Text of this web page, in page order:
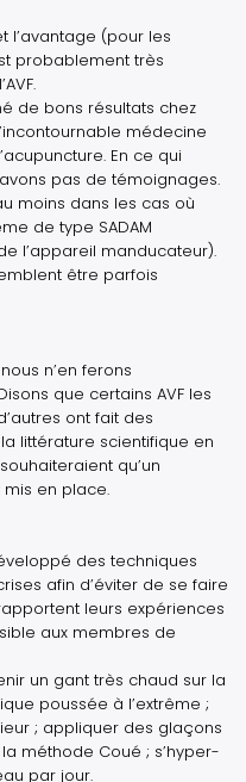
l’avantage (pour les
probablement très
de bons résultats chez
médecine
En ce qui
pas de témoignages.
moins dans les cas où
de type SADAM
l’appareil manducateur).
être parfois
n’en ferons
que certains AVF les
ont fait des
littérature scientifique en
qu’un
en place.
des techniques
afin d’éviter de se faire
leurs expériences
aux membres de
un gant très chaud sur la
poussée à l’extrême ;
; appliquer des glaçons
méthode Coué ; s’hyper-
par jour.